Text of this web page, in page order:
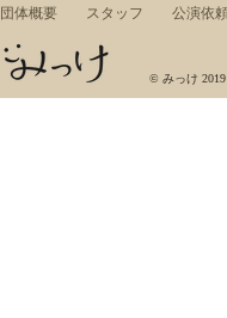
団体概要 スタッフ 公演依
みっけ，ワークショッ
© みっけ